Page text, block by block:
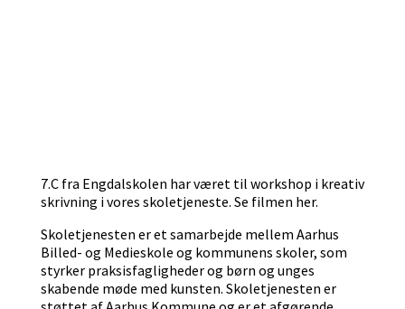
7.C fra Engdalskolen har været til workshop i kreativ
skrivning i vores skoletjeneste. Se filmen her.
Skoletjenesten er et samarbejde mellem Aarhus
Billed- og Medieskole og kommunens skoler, som
styrker praksisfagligheder og børn og unges
skabende møde med kunsten. Skoletjenesten er